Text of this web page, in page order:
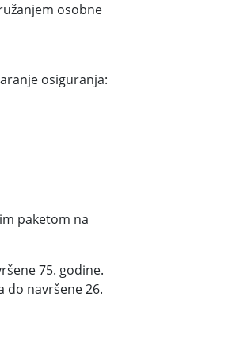
osobne
osiguranja:
paketom na
75. godine.
do navršene 26.